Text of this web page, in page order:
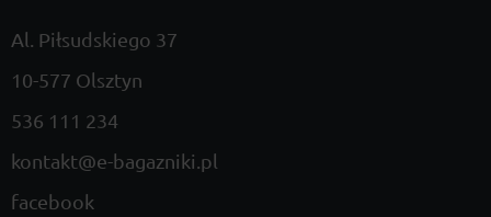
Al. Piłsudskiego 37
10-577 Olsztyn
536 111 234
kontakt@e-bagazniki.pl
facebook